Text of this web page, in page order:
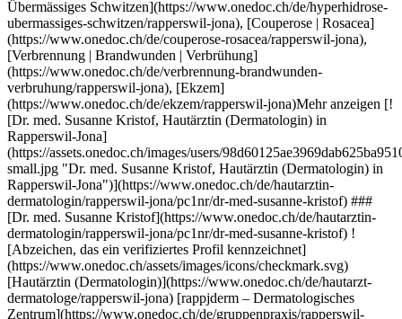
mall.jpg "Dr. med. Susanne Kristof, Hautärztin (Dermatologin) in Rapperswil-Jona")](https://www.onedoc.ch/de/hautarztin-dermatologin/rapperswil-jona/pc1nr/dr-med-susanne-kristof) ### [Dr. med. Susanne Kristof](https://www.onedoc.ch/de/hautarztin-dermatologin/rapperswil-jona/pc1nr/dr-med-susanne-kristof) ![Abzeichen, das ein verifiziertes Profil kennzeichnet](https://www.onedoc.ch/assets/images/icons/checkmark.svg) [Hautärztin (Dermatologin)](https://www.onedoc.ch/de/hautarzt-dermatologe/rapperswil-jona) [rappjderm – Dermatologisches Zentrum](https://www.onedoc.ch/de/gruppenpraxis/rapperswil-jona/eoq4/rappjderm-dermatologisches-zentrum) Bühlstrasse 13 8645 Rapperswil-Jona ![Patient mit Pluszeichen, der anzeigt, dass neue Patienten angenommen werden](https://www.onedoc.ch/assets/images/icons/new-patients.svg)Akzeptiert neue Patienten [Termin buchen](https://www.onedoc.ch/de/hautarztin-dermatologin/rapperswil-jona/pc1nr/dr-med-susanne-kristof) Expertisen: Hautcheck, [Allergie | AllergoTest | Allergieabklärung](https://www.onedoc.ch/de/allergie-allergotest-allergieabklarung/rapperswil-jona), [Hautkrebs](https://www.onedoc.ch/de/hautkrebs/rapperswil-jona), [Behandlung von Pigmentflecken](https://www.onedoc.ch/de/behandlung-von-pigmentflecken/rapperswil-jona), [Akne](https://www.onedoc.ch/de/akne/rapperswil-jona), [Hyperhidrose | Übermässiges Schwitzen](https://www.onedoc.ch/de/hyperhidrose-ubermassiges-schwitzen/rapperswil-jona), [Couperose | Rosacea](https://www.onedoc.ch/de/couperose-rosacea/rapperswil-jona), [Verbrennung | Brandwunden | Verbrühung](https://www.onedoc.ch/de/verbrennung-brandwunden-verbruhung/rapperswil-jona), [Ekzem](https://www.onedoc.ch/de/ekzem/rapperswil-jona)Mehr anzeigen Expertisen: Hautcheck, [Allergie | AllergoTest | Allergieabklärung](https://www.onedoc.ch/de/allergie-allergotest-allergieabklarung/rapperswil-jona), [Hautkrebs](https://www.onedoc.ch/de/hautkrebs/rapperswil-jona), [Behandlung von Pigmentflecken](https://www.onedoc.ch/de/behandlung-von-pigmentflecken/rapperswil-jona), [Akne](https://www.onedoc.ch/de/akne/rapperswil-jona), [Hyperhidrose | Übermässiges Schwitzen](https://www.onedoc.ch/de/hyperhidrose-ubermassiges-schwitzen/rapperswil-jona), [Couperose | Rosacea](https://www.onedoc.ch/de/couperose-rosacea/rapperswil-jona), [Verbrennung | Brandwunden | Verbrühung](https://www.onedoc.ch/de/verbrennung-brandwunden-verbruhung/rapperswil-jona), [Ekzem](https://www.onedoc.ch/de/ekzem/rapperswil-jona)Mehr anzeigen ## __Hautcheck__ in der Umgebung von __Rapperswil-Jona__: Andere Gesundheitsfachpersonen können Online gebucht werden [![Dr. med. Fabio Verardi, Hautarzt (Dermatologe) in Stäfa](https://assets.onedoc.ch/images/users/64d90ed4657450123d227055807f5d63408aadf0885c208d14cf9f12796b058f-small.jpg "Dr. med. Fabio Verardi, Hautarzt (Dermatologe) in Stäfa")](https://www.onedoc.ch/de/hautarzt-dermatologe/stafa/pcwma/dr-med-fabio-verardi) ### [Dr. med. Fabio Verardi](https://www.onedoc.ch/de/hautarzt-dermatologe/stafa/pcwma/dr-med-fabio-verardi) ![Abzeichen, das ein verifiziertes Profil kennzeichnet](https://www.onedoc.ch/assets/images/icons/checkmark.svg) [Hautarzt (Dermatologe)](https://www.onedoc.ch/de/hautarzt-dermatologe/stafa) [sweet skin Hautzentrum Stäfa](https://www.onedoc.ch/de/gruppenpraxis/stafa/ebcpa/sweet-skin-hautzentrum-stafa) Häldelistrasse 13b 8712 Stäfa ![Patient mit Pluszeichen, der anzeigt, dass neue Patienten angenommen werden](https://www.onedoc.ch/assets/images/icons/new-patients.svg)Akzeptiert neue Patienten [Termin buchen](https://www.onedoc.ch/de/hautarzt-dermatologe/stafa/pcwma/dr-med-fabio-verardi) Expertisen:[Hautcheck](https://www.onedoc.ch/de/hautcheck/stafa), [Akne](https://www.onedoc.ch/de/akne/stafa), [Allergie | AllergoTest | Allergieabklärung](https://www.onedoc.ch/de/allergie-allergotest-allergieabklarung/stafa), [Ästhetischer Laser](https://www.onedoc.ch/de/asthetischer-laser/stafa), [Couperose | Rosacea](https://www.onedoc.ch/de/couperose-rosacea/stafa), [Desensibilisierung | Hyposensibilisierung](https://www.onedoc.ch/de/desensibilisierung-hyposensibilisierung/stafa), [Ekzem](https://www.onedoc.ch/de/ekzem/stafa), [Entfernung von Muttermalen | Naevus Exzision](https://www.onedoc.ch/de/entfernung-von-muttermalen-naevus-exzision/stafa), [Gürtelrose (Herpes Zoster)](https://www.onedoc.ch/de/gurtelrose-herpes-zoster/stafa), [Hautkrebs](https://www.onedoc.ch/de/hautkrebs/stafa), [Kryotherapie | Kältetherapie](https://www.onedoc.ch/de/kryotherapie-kaltetherapie/stafa), [Melanom](https://www.onedoc.ch/de/melanom/stafa), [Muttermalkontrolle](https://www.onedoc.ch/de/muttermalkontrolle/stafa), [Pädiatrische Dermatologie](https://www.onedoc.ch/de/padiatrische-dermatologie/stafa), [Psoriasis | Schuppenflechte](https://www.onedoc.ch/de/psoriasis-schuppenflechte/stafa), [CO2 Laserbehandlung | Fraktionierte CO2 Laserbehandlung](https://www.onedoc.ch/de/co2-laserbehandlung-fraktionierte-co2-laserbehandlung/stafa), [Laser Haarentfernung](https://www.onedoc.ch/de/laser-haarentfernung/stafa), [Anti-Falten-Behandlung](https://www.onedoc.ch/de/anti-falten-behandlung/stafa), [Behandlung von Narben](https://www.onedoc.ch/de/behandlung-von-narben/stafa), [Behandlung von Pigmentflecken](https://www.onedoc.ch/de/behandlung-von-pigmentflecken/stafa), [Blepharoplastik | Augenlidchirurgie](https://www.onedoc.ch/de/blepharoplastik-augenlidchirurgie/stafa), [Hyperhidrose | Übermässiges Schwitzen](https://www.onedoc.ch/de/hyperhidrose-ubermassiges-schwitzen/stafa), [Injektion von Botulinumtoxin](https://www.onedoc.ch/de/injektion-von-botulinumtoxin/stafa), [Injektion von Hyaluronsäure](https://www.onedoc.ch/de/injektion-von-hyaluronsaure/stafa), [Injektion von plättchenreichem Plasma | PRP | Vampire Lift](https://www.onedoc.ch/de/injektion-von-plattchenreichem-plasma-prp-vampire-lift/stafa)Mehr anzeigen Expertisen:[Hautcheck](https://www.onedoc.ch/de/hautcheck/stafa), [Akne](https://www.onedoc.ch/de/akne/stafa), [Allergie | AllergoTest | Allergieabklärung](https://www.onedoc.ch/de/allergie-allergotest-allergieabklarung/stafa), [Ästhetischer Laser](https://www.onedoc.ch/de/asthetischer-laser/stafa), [Couperose | Rosacea](https://www.onedoc.ch/de/couperose-rosacea/stafa), [Desensibilisierung | Hyposensibilisierung](https://www.onedoc.ch/de/desensibilisierung-hyposensibilisierung/stafa), [Ekzem](https://www.onedoc.ch/de/ekzem/stafa), [Entfernung von Muttermalen | Naevus Exzision](https://www.onedoc.ch/de/entfernung-von-muttermalen-naevus-exzision/stafa), [Gürtelrose (Herpes Zoster)](https://www.onedoc.ch/de/gurtelrose-herpes-zoster/stafa), [Hautkrebs](https://www.onedoc.ch/de/hautkrebs/stafa), [Kryotherapie | Kältetherapie](https://www.onedoc.ch/de/kryotherapie-kaltetherapie/stafa), [Melanom](https://www.onedoc.ch/de/melanom/stafa), [Muttermalkontrolle](https://www.onedoc.ch/de/muttermalkontrolle/stafa), [Pädiatrische Dermatologie](https://www.onedoc.ch/de/padiatrische-dermatologie/stafa), [Psoriasis | Schuppenflechte](https://www.onedoc.ch/de/psoriasis-schuppenflechte/stafa), [CO2 Laserbehandlung | Fraktionierte CO2 Laserbehandlung](https://www.onedoc.ch/de/co2-laserbehandlung-fraktionierte-co2-laserbehandlung/stafa), [Laser Haarentfernung](https://www.onedoc.ch/de/laser-haarentfernung/stafa), [Anti-Falten-Behandlung](https://www.onedoc.ch/de/anti-falten-behandlung/stafa), [Behandlung von Narben](https://www.onedoc.ch/de/behandlung-von-narben/stafa), [Behandlung von Pigmentflecken](https://www.onedoc.ch/de/behandlung-von-pigmentflecken/stafa), [Blepharoplastik | Augenlidchirurgie](https://www.onedoc.ch/de/blepharoplastik-augenlidchirurgie/stafa), [Hyperhidrose | Übermässiges Schwitzen](https://www.onedoc.ch/de/hyperhidrose-ubermassiges-schwitzen/stafa), [Injektion von Botulinumtoxin](https://www.onedoc.ch/de/injektion-von-botulinumtoxin/stafa), [Injektion von Hyaluronsäure](https://www.onedoc.ch/de/injektion-von-hyaluronsaure/stafa), [Injektion von plättchenreichem Plasma | PRP | Vampire Lift](https://www.onedoc.ch/de/injektion-von-plattchenreichem-plasma-prp-vampire-lift/stafa)Mehr anzeigen [![Dr. med. Valentina Bänninger, Hautärztin (Dermatologin) in Stäfa](https://assets.onedoc.ch/images/users/c8e7c86730078c187aedae73e4cd0ba63402a6141bb79110324c09be4f9a96b3-small.jpg "Dr. med. Valentina Bänninger, Hautärztin (Dermatologin) in Stäfa")](https://www.onedoc.ch/de/hautarztin-dermatologin/stafa/pcwl9/dr-med-valentina-banninger) ### [Dr. med. Valentina Bänninger](https://www.onedoc.ch/de/hautarztin-dermatologin/stafa/pcwl9/dr-med-valentina-banninger) ![Abzeichen, das ein verifiziertes Profil kennzeichnet](https://www.onedoc.ch/assets/images/icons/checkmark.svg) [Hautärztin (Dermatologin)](https://www.onedoc.ch/de/hautarzt-dermatologe/stafa) [sweet skin Hautzentrum Stäfa](https://www.onedoc.ch/de/gruppenpraxis/stafa/ebcpa/sweet-skin-hautzentrum-stafa) Häldelistrasse 13b 8712 Stäfa ![Patient mit Pluszeichen, der anzeigt, dass neue Patienten angenommen werden](https://www.onedoc.ch/assets/images/icons/new-patients.svg)Akzeptiert neue Patienten [Termin buchen](https://www.onedoc.ch/de/hautarztin-dermatologin/stafa/pcwl9/dr-med-valentina-banninger) Expertisen:[Hautcheck](https://www.onedoc.ch/de/hautcheck/stafa), [Akne](https://www.onedoc.ch/de/akne/stafa), [Allergie | AllergoTest | Allergieabklärung](https://www.onedoc.ch/de/allergie-allergotest-allergieabklarung/stafa), [Ästhetischer Laser](https://www.onedoc.ch/de/asthetischer-laser/stafa), [Couperose | Rosacea](https://www.onedoc.ch/de/couperose-rosacea/stafa), [Desensibilisierung | Hyposensibilisierung](https://www.onedoc.ch/de/desensibilisierung-hyposensibilisierung/stafa), [Ekzem](https://www.onedoc.ch/de/ekzem/stafa), [Entfernung von Muttermalen | Naevus Exzision](https://www.onedoc.ch/de/entfernung-von-muttermalen-naevus-exzision/stafa), [Gürtelrose (Herpes Zoster)](https://www.onedoc.ch/de/gurtelrose-herpes-zoster/stafa), [Hautkrebs](https://www.onedoc.ch/de/hautkrebs/stafa), [Kryotherapie |